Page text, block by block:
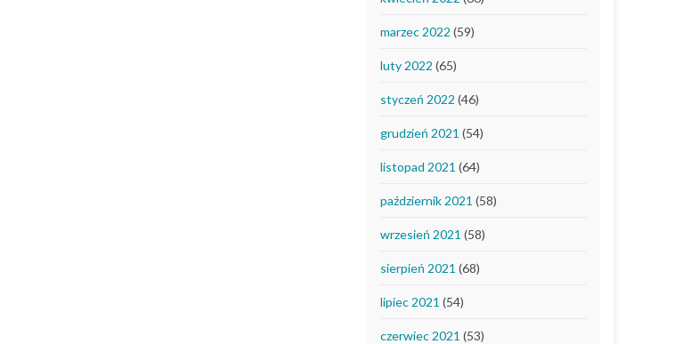
marzec 2022 (59)
luty 2022 (65)
styczeń 2022 (46)
grudzień 2021 (54)
listopad 2021 (64)
październik 2021 (58)
wrzesień 2021 (58)
sierpień 2021 (68)
lipiec 2021 (54)
czerwiec 2021 (53)